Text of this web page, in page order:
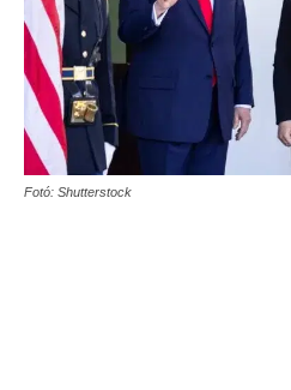
Fotó: Shutterstock